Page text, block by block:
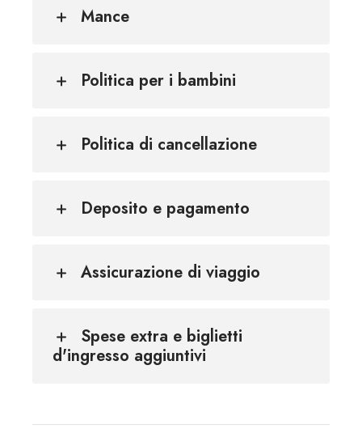
Mance
Politica per i bambini
Politica di cancellazione
Deposito e pagamento
Assicurazione di viaggio
Spese extra e biglietti
d'ingresso aggiuntivi